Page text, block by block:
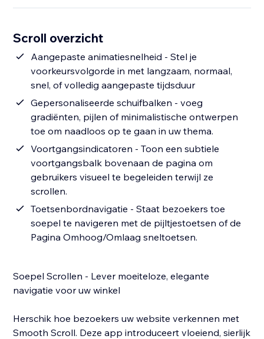
Scroll overzicht
Aangepaste animatiesnelheid - Stel je
voorkeursvolgorde in met langzaam, normaal,
snel, of volledig aangepaste tijdsduur
Gepersonaliseerde schuifbalken - voeg
gradiënten, pijlen of minimalistische ontwerpen
toe om naadloos op te gaan in uw thema.
Voortgangsindicatoren - Toon een subtiele
voortgangsbalk bovenaan de pagina om
gebruikers visueel te begeleiden terwijl ze
scrollen.
Toetsenbordnavigatie - Staat bezoekers toe
soepel te navigeren met de pijltjestoetsen of de
Pagina Omhoog/Omlaag sneltoetsen.
Soepel Scrollen - Lever moeiteloze, elegante
navigatie voor uw winkel
Herschik hoe bezoekers uw website verkennen met
Smooth Scroll. Deze app introduceert vloeiend, sierlijk